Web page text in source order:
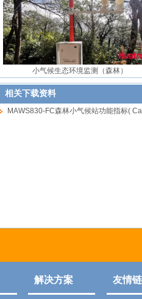
小气候生态环境监测（森林）
相关下载资料
MAWS830-FC森林小气候站功能指标(
解决方案 友情